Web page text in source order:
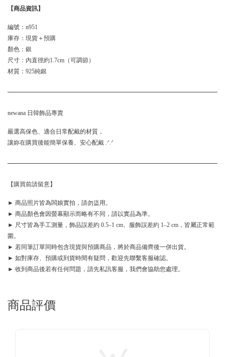
【商品資訊】
編號：n951
庫存：現貨＋預購
顏色：銀
尺寸：內直徑約1.7cm（可調節）
材質：925純銀
newana 日韓飾品專賣
嚴選高保色、適合日常配戴的材質，
讓妳在購買後能簡單保養、安心配戴 .ᐟ.ᐟ
【購買前請留意】
► 商品照片皆為闆娘實拍，請勿盜用。
► 商品顏色會因螢幕顯示而略有不同，請以實品為準。
► 尺寸皆為手工測量，飾品誤差約 0.5–1 cm、服飾誤差約 1–2 cm，皆屬正常範
圍。
► 若同筆訂單同時包含現貨與預購商品，將於商品備齊後一併出貨。
► 如對庫存、預購或到貨時間有疑問，歡迎先聯繫客服確認。
► 收到商品後若有任何問題，請先私訊客服，我們會協助您處理。
商品評價